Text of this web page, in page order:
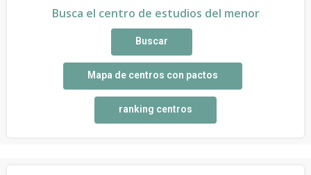
Busca el centro de estudios del menor
Buscar
Mapa de centros con pactos
ranking centros